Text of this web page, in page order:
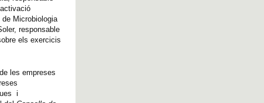
Microbiologia
responsable
els exercicis
les empreses
i